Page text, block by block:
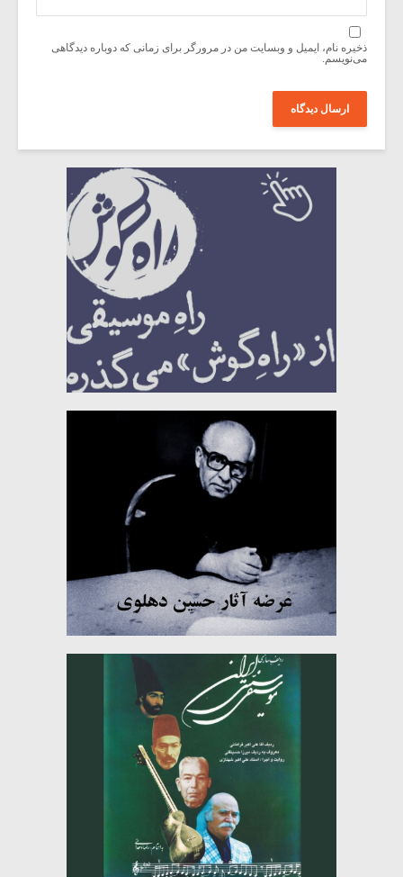
ذخیره نام، ایمیل و وبسایت من در مرورگر برای زمانی که دوباره دیدگاهی
می‌نویسم.